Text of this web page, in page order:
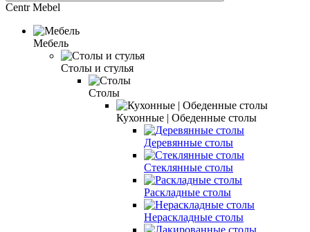
Centr Mebel
Мебель
Столы и стулья
Столы
Кухонные | Обеденные столы
Деревянные столы
Стеклянные столы
Раскладные столы
Нераскладные столы